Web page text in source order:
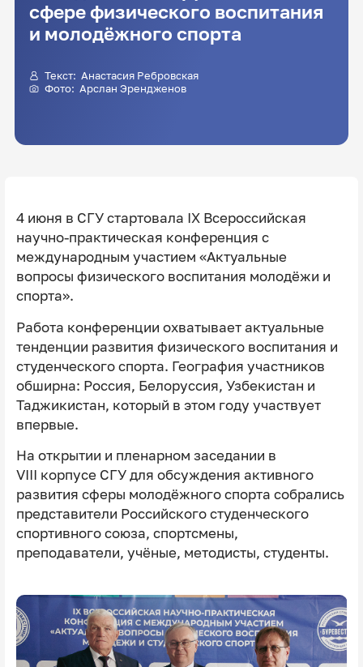
сфере физического воспитания
и молодёжного спорта
Текст: Анастасия Ребровская
Фото: Арслан Эрендженов
4 июня в СГУ стартовала IX Всероссийская
научно-практическая конференция с
международным участием «Актуальные
вопросы физического воспитания молодёжи и
спорта».
Работа конференции охватывает актуальные
тенденции развития физического воспитания и
студенческого спорта. География участников
обширна: Россия, Белоруссия, Узбекистан и
Таджикистан, который в этом году участвует
впервые.
На открытии и пленарном заседании в
VIII корпусе СГУ для обсуждения активного
развития сферы молодёжного спорта собрались
представители Российского студенческого
спортивного союза, спортсмены,
преподаватели, учёные, методисты, студенты.